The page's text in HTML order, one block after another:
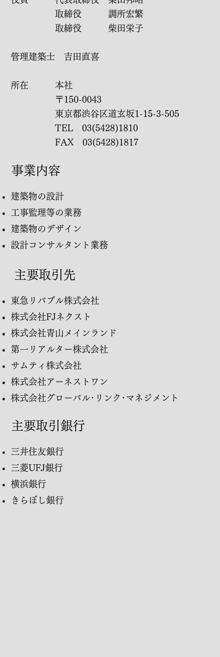
取締役 調所宏繁
取締役 柴田栄子
管理建築士 吉田​直喜
所在 本社
〒150-0043
東京都渋谷区道玄坂1-15-3-505
TEL 03(5428)1810
FAX 03(5428)1817
事業内容
建築物の設計
工事監理等の業務
建築物のデザイン
設計コンサルタント業務
主要取引先
東急リバブル株式会社
株式会社FJネクスト
株式会社青山メインランド
第一リアルター株式会社
サムティ株式会社
株式会社アーネストワン
株式会社グローバル･リンク･マネジメント
​主要取引銀行
三井住友銀行
三菱UFJ銀行
横浜銀行
きらぼし銀行